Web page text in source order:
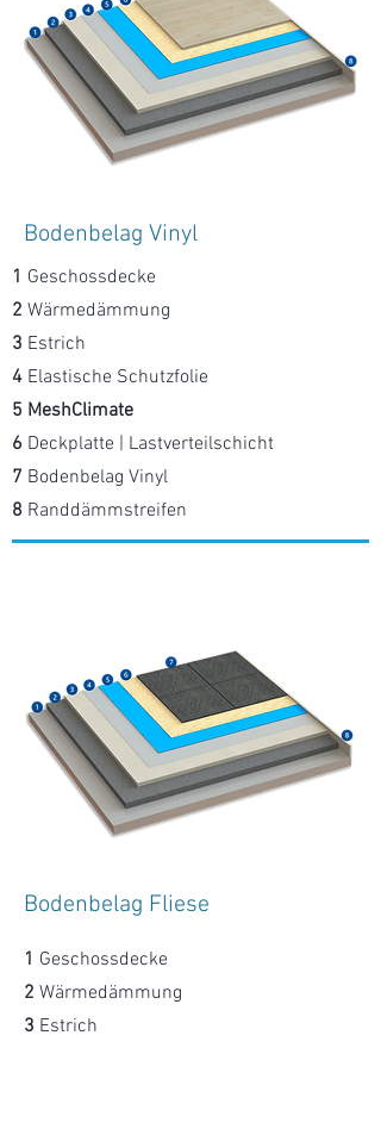
Bodenbelag Vinyl
1 Geschossdecke
2 Wärmedämmung
3 Estrich
4 Elastische Schutzfolie
5 MeshClimate
6 Deckplatte | Lastverteilschicht
7 Bodenbelag Vinyl
8 Randdämmstreifen
Bodenbelag Fliese
1 Geschossdecke
2 Wärmedämmung
3 Estrich